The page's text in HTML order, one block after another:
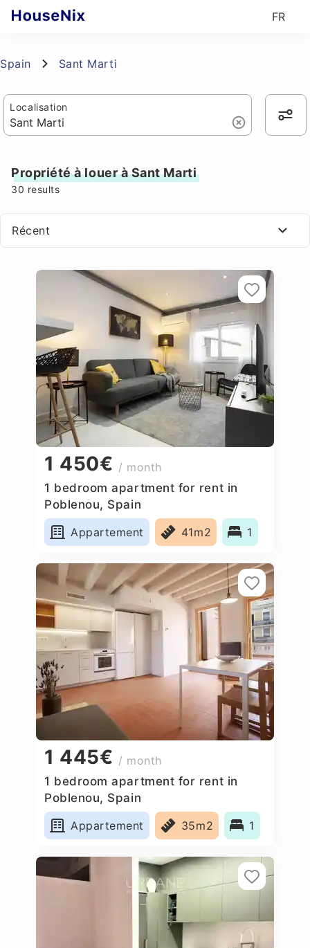
FR
Spain Sant Marti
Localisation
Propriété à louer à Sant Marti
30 results
Récent
1 450€ / month
1 bedroom apartment for rent in
Poblenou, Spain
Appartement
41m2 1
1 445€ / month
1 bedroom apartment for rent in
Poblenou, Spain
Appartement
35m2 1